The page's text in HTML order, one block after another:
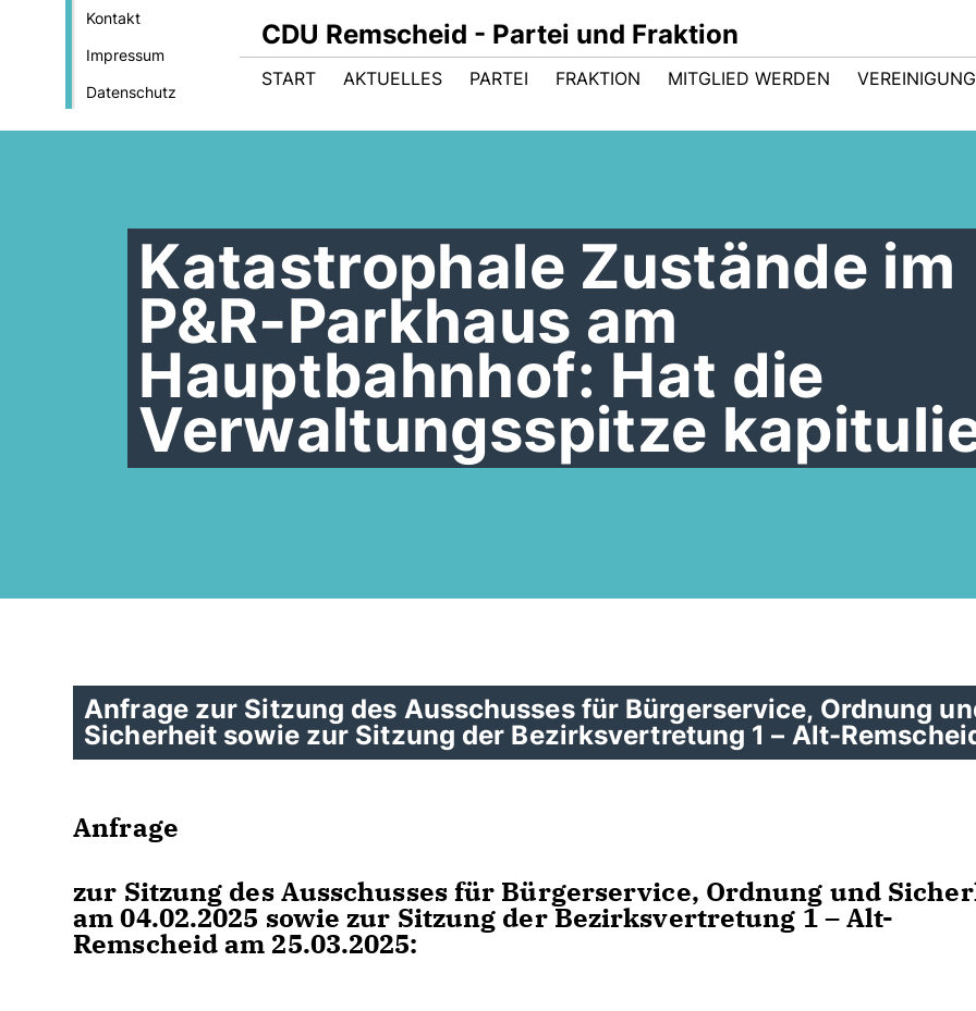
Kontakt
Impressum
Datenschutz
CDU Remscheid - Partei und Fraktion
START AKTUELLES PARTEI FRAKTION MITGLIED WERDEN
Katastrophale Zustände im
P&R-Parkhaus am
Hauptbahnhof: Hat die
Verwaltungsspitze
Anfrage zur Sitzung des Ausschusses für Bürgerservice, Ordnung
Sicherheit sowie zur Sitzung der Bezirksvertretung 1 – Alt-
Anfrage
zur Sitzung des Ausschusses für Bürgerservice, Ordnung und
am 04.02.2025 sowie zur Sitzung der Bezirksvertretung 1 – Alt-
Remscheid am 25.03.2025: